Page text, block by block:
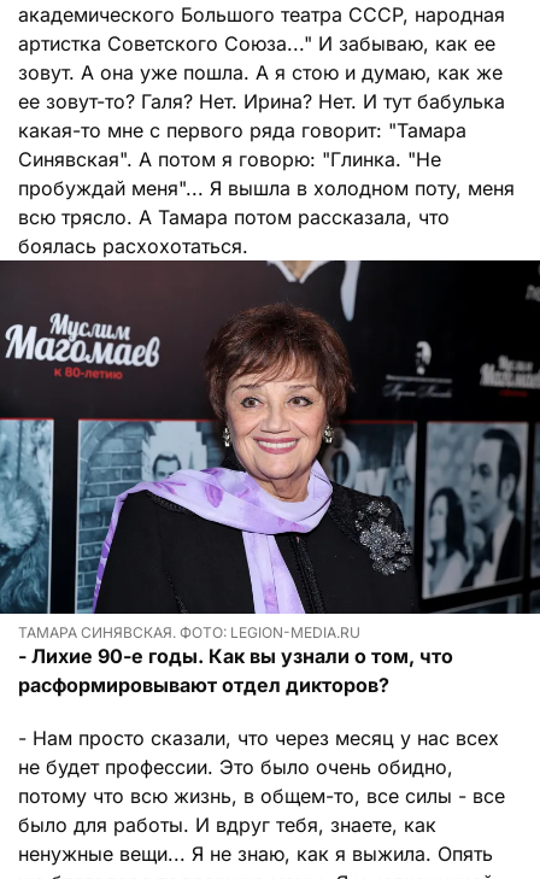
академического Большого театра СССР, народная
артистка Советского Союза..." И забываю, как ее
зовут. А она уже пошла. А я стою и думаю, как же
ее зовут-то? Галя? Нет. Ирина? Нет. И тут бабулька
какая-то мне с первого ряда говорит: "Тамара
Синявская". А потом я говорю: "Глинка. "Не
пробуждай меня"... Я вышла в холодном поту, меня
всю трясло. А Тамара потом рассказала, что
боялась расхохотаться.
ТАМАРА СИНЯВСКАЯ. ФОТО: LEGION-MEDIA.RU
- Лихие 90-е годы. Как вы узнали о том, что
расформировывают отдел дикторов?
- Нам просто сказали, что через месяц у нас всех
не будет профессии. Это было очень обидно,
потому что всю жизнь, в общем-то, все силы - все
было для работы. И вдруг тебя, знаете, как
ненужные вещи... Я не знаю, как я выжила. Опять